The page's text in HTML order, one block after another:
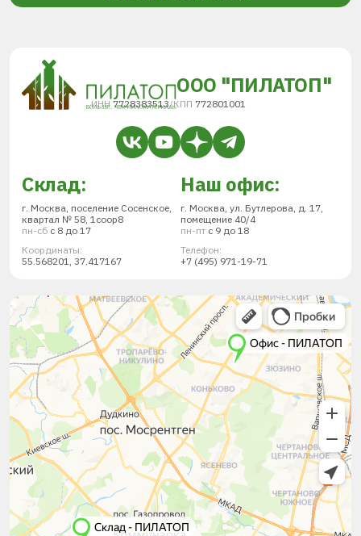
ООО "ПИЛАТОП"
ИНН 7728383513/КПП 772801001
Склад:
г. Москва, поселение Сосенское,
квартал № 58, 1соор8
пн-сб с 8 до 17
Координаты:
55.568201, 37.417167
Наш офис:
г. Москва, ул. Бутлерова, д. 17,
помещение 40/4
пн-пт с 9 до 18
Телефон:
+7 (495) 971-19-71